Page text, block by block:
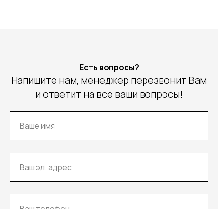
Есть вопросы?
Напишите нам, менеджер перезвонит Вам
и ответит на все ваши вопросы!